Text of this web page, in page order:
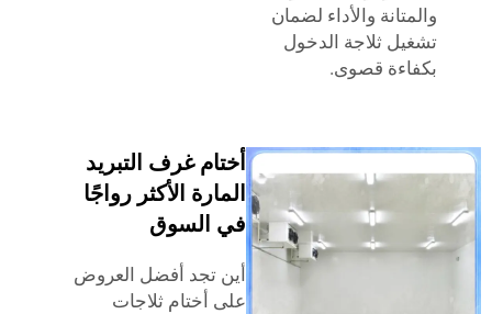
والأداء لضمان
ثلاجة الدخول
قصوى.
أختام غرف التبريد
المارة الأكثر رواجًا
في السوق
أين تجد أفضل العروض
على أختام ثلاجات